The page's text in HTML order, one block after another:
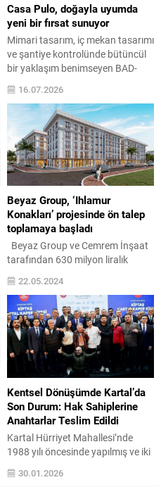
Casa Pulo, doğayla uyumda
yeni bir fırsat sunuyor
Mimari tasarım, iç mekan tasarımı
ve şantiye kontrolünde bütüncül
bir yaklaşım benimseyen BAD-
taşıyan Casa Pulo, adını
Latince’de “ada” anlamına gelen
pulo kelimesinden alırken,
tasarımın odağına yerleştirilen
Çelebi Adası’na da zarif bir
gönderme yapıyor. Bölgedeki
yaygın tatil konutu anlayışından
ayrışan yapı, yalnızca yaz ayları
için değil, yıl...
16.07.2026
Beyaz Group, ‘Ihlamur
Konakları’ projesinde ön talep
toplamaya başladı
Beyaz Group ve Cemrem İnşaat
tarafından 630 milyon liralık
yatırımla hayata geçecek olan
Büyükçekmece’nin en büyük
kentsel dönüşüm projesi Ihlamur
Konakları’nda ön talep toplama
dönemi başladı. 8800 metrekare
alanda inşaa edilecek projede 12
blokta 161 daire ve 34 ticari birim
bulunuyor. Projenin 2025 yılı
Aralık ayında teslim edilmesi
planlanıyor....
22.05.2024
Kentsel Dönüşümde Kartal’da
Son Durum: Hak Sahiplerine
Anahtarlar Teslim Edildi
Kartal Hürriyet Mahallesi’nde
1988 yılı öncesinde yapılmış ve iki
parselden oluşan Kaper Sitesi,
2017 yılında riskli yapı ilan edildi.
30.01.2026